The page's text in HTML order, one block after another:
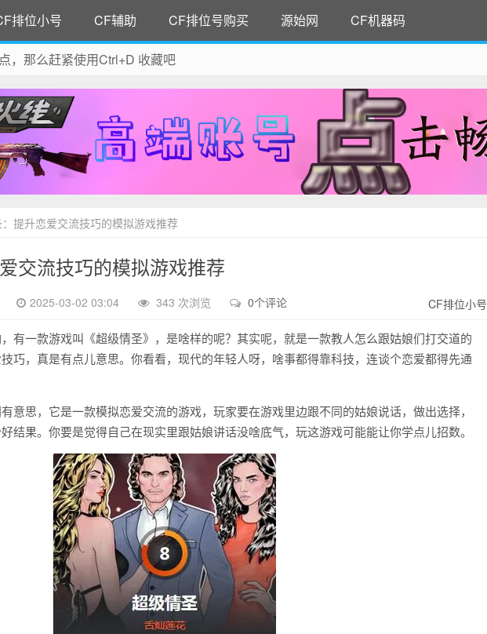
排位小号 CF辅助 CF排位号购买 源始网 CF机器码
，那么赶紧使用Ctrl+D 收藏吧
提升恋爱交流技巧的模拟游戏推荐
交流技巧的模拟游戏推荐
2025-03-02 03:04 343 次浏览 0个评论 CF排位小号
有一款游戏叫《超级情圣》，是啥样的呢？其实呢，就是一款教人怎么跟姑娘们打交道的
巧，真是有点儿意思。你看看，现代的年轻人呀，啥事都得靠科技，连谈个恋爱都得先通
意思，它是一款模拟恋爱交流的游戏，玩家要在游戏里边跟不同的姑娘说话，做出选择，
结果。你要是觉得自己在现实里跟姑娘讲话没啥底气，玩这游戏可能能让你学点儿招数。